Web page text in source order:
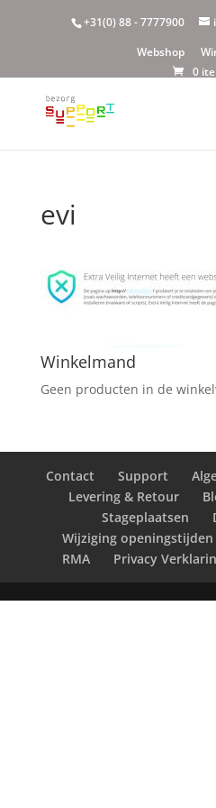
+31(0) 88 - 7777900
Webshop
0
evi
Winkelmand
Geen producten in de
Contact Support
Levering & Retour
Stageplaatsen
Wijziging
RMA
Privacy